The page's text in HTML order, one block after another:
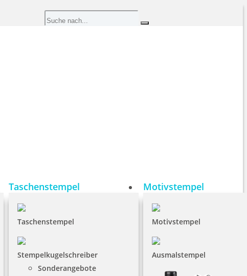
Taschenstempel
Taschenstempel
Stempelkugelschreiber
Sonderangebote
Motivstempel
Motivstempel
Ausmalstempel